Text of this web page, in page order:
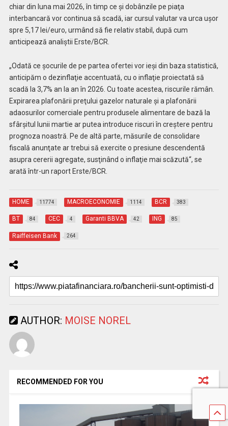
chiar din luna mai 2026, în timp ce şi dobânzile pe piaţa
interbancară vor continua să scadă, iar cursul valutar va urca uşor
spre 5,17 lei/euro, urmând să fie relativ stabil, după cum
anticipează analiştii Erste/BCR.
„Odată ce şocurile de pe partea ofertei vor ieşi din baza statistică,
anticipăm o dezinflaţie accentuată, cu o inflaţie proiectată să
scadă la 3,7% an la an în 2026. Cu toate acestea, riscurile rămân.
Expirarea plafonării preţului gazelor naturale şi a plafonării
adaosurilor comerciale pentru produsele alimentare de bază la
sfârşitul lunii martie ar putea introduce riscuri în creştere pentru
prognoza noastră. Pe de altă parte, măsurile de consolidare
fiscală anunţate ar trebui să exercite o presiune descendentă
asupra cererii agregate, susţinând o inflaţie mai scăzută“, se
arată într-un raport Erste/BCR.
HOME 11774 MACROECONOMIE 1114 BCR 383
BT 84 CEC 4 Garanti BBVA 42 ING 85
Raiffeisen Bank 264
AUTHOR: MOISE NOREL
RECOMMENDED FOR YOU